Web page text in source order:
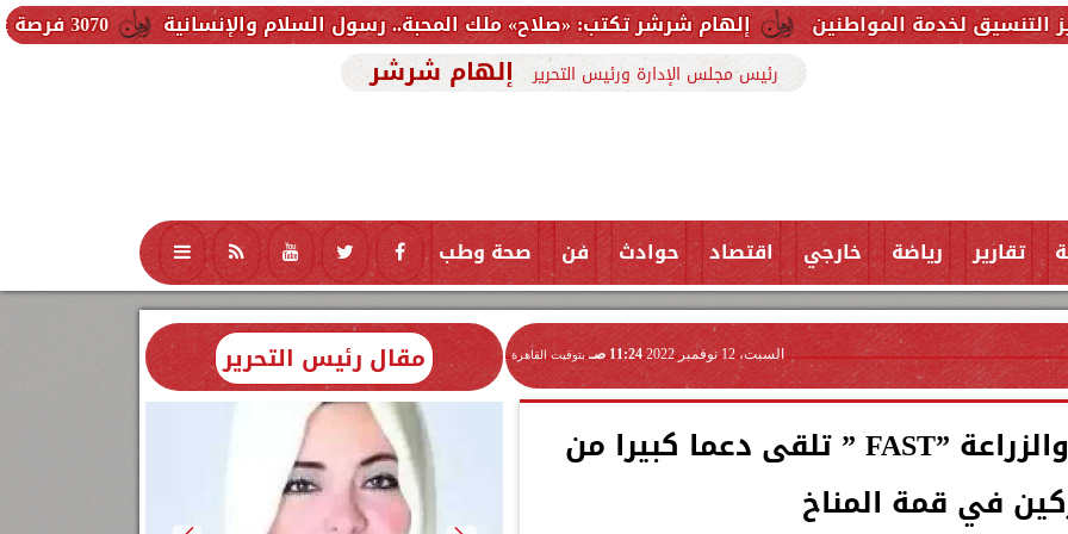
3070 فرصة عمل جديدة بالقطاع الخاص.. وظائف برواتب تصل إلى 9500 جنيه إلهام شرشر تكتب: «صلاح» ملك المحبة.. رسول السلام والإنسانية المواطنين
رئيس مجلس الإدارة ورئيس التحرير إلهام شرشر
تقارير رياضة خارجي اقتصاد حوادث فن صحة وطب تكنولوجيا منوعات محافظات
السبت، 12 نوفمبر 2022 11:24 صـ بتوقيت القاهرة
«القصير»: مبادرة الغذاء والزراعة ”FAST ” تلقى دعما كبيرا من
في قمة المناخ
مقال رئيس التحرير